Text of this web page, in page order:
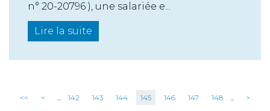
n° 20-20796 ), une salariée e...
Lire la suite
<< < ... 142 143 144 145 146 147 148 ... >